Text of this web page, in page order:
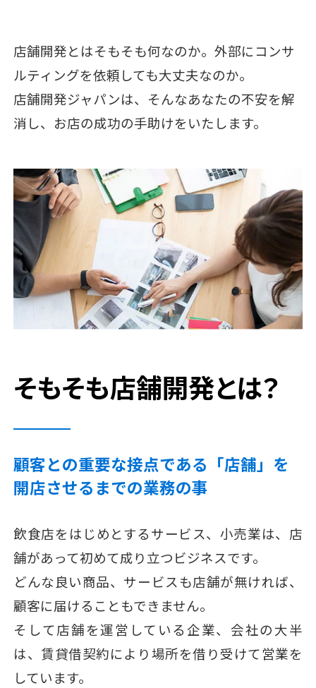
店舗開発とはそもそも何なのか。外部にコンサ
ルティングを依頼しても大丈夫なのか。
店舗開発ジャパンは、そんなあなたの不安を解
消し、お店の成功の手助けをいたします。
そもそも店舗開発とは？
顧客との重要な接点である「店舗」を
開店させるまでの業務の事
飲食店をはじめとするサービス、小売業は、店
舗があって初めて成り立つビジネスです。
どんな良い商品、サービスも店舗が無ければ、
顧客に届けることもできません。
そして店舗を運営している企業、会社の大半
は、賃貸借契約により場所を借り受けて営業を
しています。